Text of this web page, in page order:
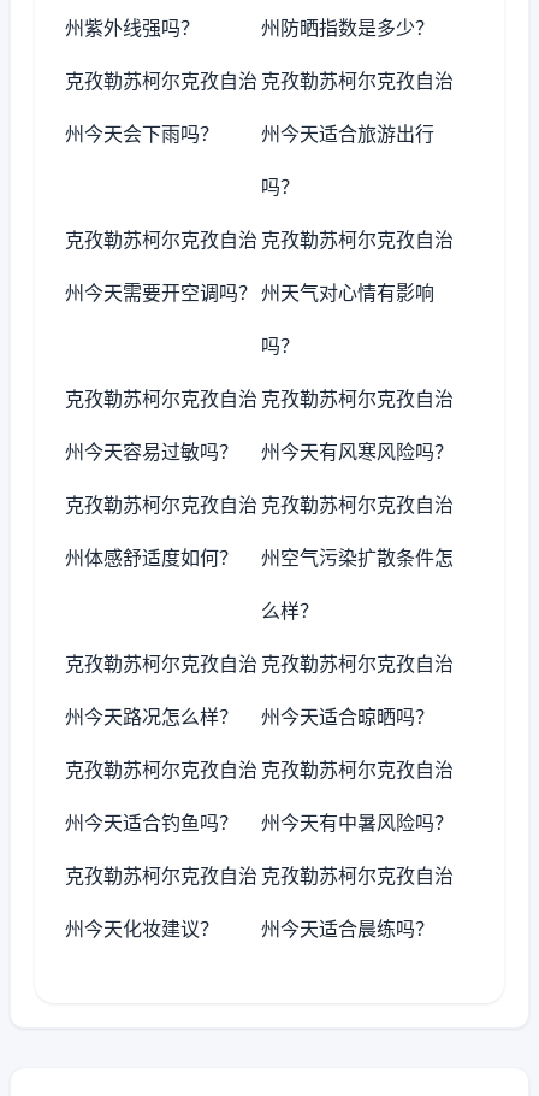
州紫外线强吗？ 州防晒指数是多少？
克孜勒苏柯尔克孜自治
州今天会下雨吗？
克孜勒苏柯尔克孜自治
州今天适合旅游出行
吗？
克孜勒苏柯尔克孜自治
州今天需要开空调吗？
克孜勒苏柯尔克孜自治
州天气对心情有影响
吗？
克孜勒苏柯尔克孜自治
州今天容易过敏吗？
克孜勒苏柯尔克孜自治
州今天有风寒风险吗？
克孜勒苏柯尔克孜自治
州体感舒适度如何？
克孜勒苏柯尔克孜自治
州空气污染扩散条件怎
么样？
克孜勒苏柯尔克孜自治
州今天路况怎么样？
克孜勒苏柯尔克孜自治
州今天适合晾晒吗？
克孜勒苏柯尔克孜自治
州今天适合钓鱼吗？
克孜勒苏柯尔克孜自治
州今天有中暑风险吗？
克孜勒苏柯尔克孜自治
州今天化妆建议？
克孜勒苏柯尔克孜自治
州今天适合晨练吗？